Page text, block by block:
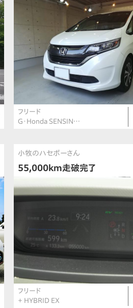
フリード
G・Honda SENSIN…
小牧のハセボーさん
55,000km走破完了
フリード
＋ HYBRID EX